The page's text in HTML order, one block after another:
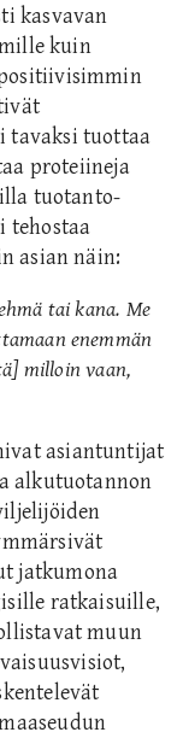
kasvavan
kuin
tavaksi tuottaa
proteiineja
tuotanto-
tehostaa
asian näin:
tai kana. Me
enemmän
milloin vaan,
asiantuntijat
alkutuotannon
jatkumona
ratkaisuille,
muun